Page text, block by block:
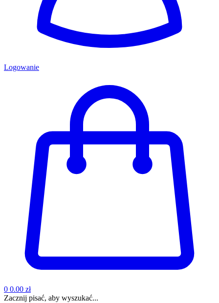
Logowanie
0 0.00 zł
Zacznij pisać, aby wyszukać...